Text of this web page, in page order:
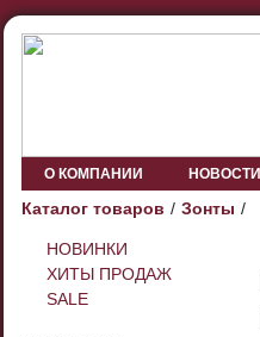
О КОМПАНИИ НОВОСТИ
Каталог товаров Зонты
НОВИНКИ
ХИТЫ ПРОДАЖ
SALE